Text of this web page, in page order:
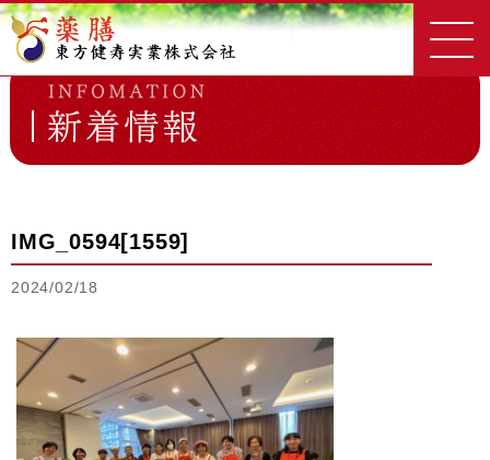
東方健寿実業 新着情報一覧 IMG_0594[1559]
IMG_0594[1559]
2024/02/18